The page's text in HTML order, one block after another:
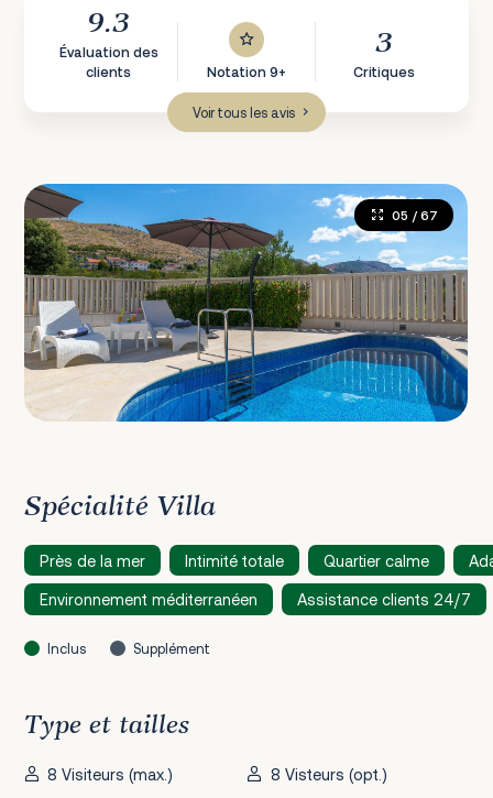
9.3
Évaluation des
clients
Notation 9+
3
Critiques
Voir tous les avis
05 / 67
Spécialité Villa
Près de la mer Intimité totale Quartier calme
Environnement méditerranéen Assistance clients 24/7
Inclus Supplément
Type et tailles
8 Visiteurs (max.)
8 Visteurs (opt.)